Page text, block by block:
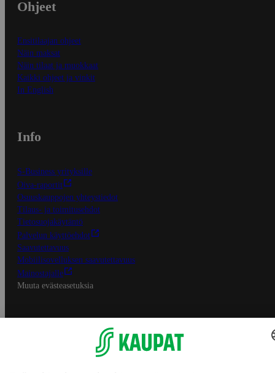
Ohjeet
Ensitilaajan ohjeet
Näin maksat
Näin tilaat ja muokkaat
Kaikki ohjeet ja vinkit
In English
Info
S-Business yrityksille
Oiva-raportit
Osuuskauppojen yhteystiedot
Tilaus- ja toimitusehdot
Tietosuojakäytäntö
Palvelun käyttöehdot
Saavutettavuus
Mobiilisovelluksen saavutettavuus
Mainostajalle
Muuta evästeasetuksia
S-ryhmän palvelut